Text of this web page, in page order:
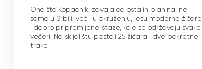
Ono što Kopaonik izdvaja od ostalih planina, ne
samo u Srbiji, već i u okruženju, jesu moderne žičare
i dobro pripremljene staze, koje se održavaju svake
večeri. Na skijalištu postoji 25 žičara i dve pokretne
trake.